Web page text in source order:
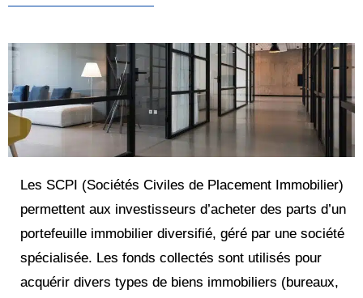
Les SCPI (Sociétés Civiles de Placement Immobilier)
permettent aux investisseurs d’acheter des parts d’un
portefeuille immobilier diversifié, géré par une société
spécialisée. Les fonds collectés sont utilisés pour
acquérir divers types de biens immobiliers (bureaux,